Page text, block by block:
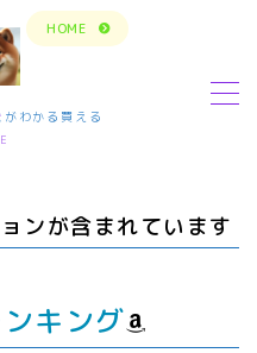
HOME
わかる買える
求人
ンが含まれています
キング